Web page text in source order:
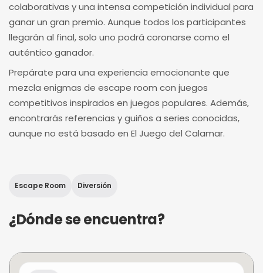
colaborativas y una intensa competición individual para
ganar un gran premio. Aunque todos los participantes
llegarán al final, solo uno podrá coronarse como el
auténtico ganador.
Prepárate para una experiencia emocionante que
mezcla enigmas de escape room con juegos
competitivos inspirados en juegos populares. Además,
encontrarás referencias y guiños a series conocidas,
aunque no está basado en El Juego del Calamar.
Escape Room Diversión
¿Dónde se encuentra?